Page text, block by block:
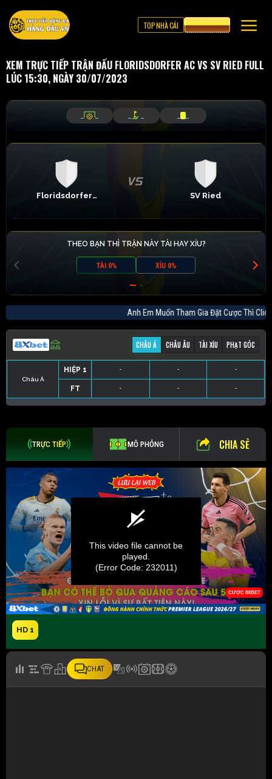
TOP NHÀ CÁI CƯỢC 8XBET
XEM TRỰC TIẾP TRẬN ĐẤU FLORIDSDORFER AC VS SV RIED FULL
LÚC 15:30, NGÀY 30/07/2023
_ _
Floridsdorfer AC SV Ried
THEO BẠN THÌ TRẬN NÀY TÀI HAY XỈU?
TÀI 0% XỈU 0%
Anh Em Muốn Tham Gia Đặt Cược
CHÂU Á CHÂU ÂU TÀI XỈU PHẠT GÓC
Châu Á
HIỆP 1
FT
- - -
- - -
FT - - -
TRỰC TIẾP MÔ PHỎNG CHIA SẺ
HD 1
CHAT